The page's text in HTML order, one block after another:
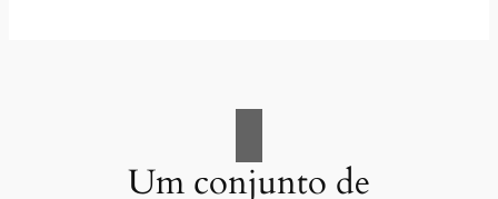
Um conjunto de